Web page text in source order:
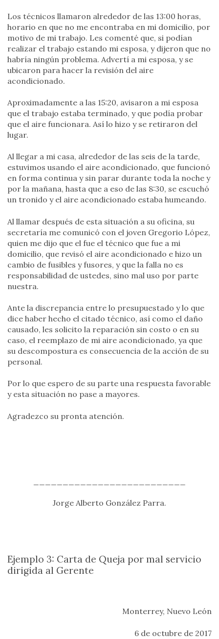
Los técnicos llamaron alrededor de las 13:00 horas,
horario en que no me encontraba en mi domicilio, por
motivo de mi trabajo. Les comenté que, si podían
realizar el trabajo estando mi esposa, y dijeron que no
habría ningún problema. Advertí a mi esposa, y se
ubicaron para hacer la revisión del aire
acondicionado.
Aproximadamente a las 15:20, avisaron a mi esposa
que el trabajo estaba terminado, y que podía probar
que el aire funcionara. Así lo hizo y se retiraron del
lugar.
Al llegar a mi casa, alrededor de las seis de la tarde,
estuvimos usando el aire acondicionado, que funcionó
en forma continua y sin parar durante toda la noche y
por la mañana, hasta que a eso de las 8:30, se escuchó
un tronido y el aire acondicionado estaba humeando.
Al llamar después de esta situación a su oficina, su
secretaría me comunicó con el joven Gregorio López,
quien me dijo que el fue el técnico que fue a mi
domicilio, que revisó el aire acondicionado e hizo un
cambio de fusibles y fusores, y que la falla no es
responsabilidad de ustedes, sino mal uso por parte
nuestra.
Ante la discrepancia entre lo presupuestado y lo que
dice haber hecho el citado técnico, así como el daño
causado, les solicito la reparación sin costo o en su
caso, el reemplazo de mi aire acondicionado, ya que
su descompostura es consecuencia de la acción de su
personal.
Por lo que espero de su parte una respuesta favorable
y esta situación no pase a mayores.
Agradezco su pronta atención.
Jorge Alberto González Parra.
Ejemplo 3: Carta de Queja por mal servicio
dirigida al Gerente
Monterrey, Nuevo León
6 de octubre de 2017